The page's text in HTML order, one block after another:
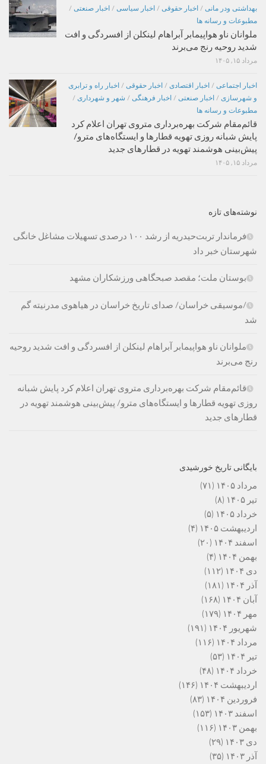
بهداشتی ودر مانی / اخبار حقوقی / اخبار سیاسی / اخبار صنعتی /
مطبوعات و رسانه ها
ملوانان ناو هواپیمابر آبراهام لینکلن از افسردگی و افت
شدید روحیه رنج می‌برند
مرداد ۱۵, ۱۴۰۵
اخبار اجتماعی / اخبار اقتصادی / اخبار حقوقی / اخبار راه و ترابری
و شهرسازی / اخبار صنعتی / اخبار فرهنگی / شهر و شهرداری /
مطبوعات و رسانه ها
قائم‌مقام شرکت بهره‌برداری متروی تهران اعلام کرد
پایش شبانه روزی تهویه قطارها و ایستگاه‌های مترو/
پیش‌بینی هوشمند تهویه در قطارهای جدید
مرداد ۱۵, ۱۴۰۵
نوشته‌های تازه
فرماندار تربت‌حیدریه از رشد ۱۰۰ درصدی تسهیلات مشاغل خانگی
شهرستان خبر داد
بوستان ملت؛ مقصد صبحگاهی ورزشکاران مشهد
/موسیقی خراسان/ صدای تاریخ خراسان در هیاهوی مدرنیته گم
شد
ملوانان ناو هواپیمابر آبراهام لینکلن از افسردگی و افت شدید روحیه
رنج می‌برند
قائم‌مقام شرکت بهره‌برداری متروی تهران اعلام کرد پایش شبانه
روزی تهویه قطارها و ایستگاه‌های مترو/ پیش‌بینی هوشمند تهویه در
قطارهای جدید
بایگانی تاریخ خورشیدی
مرداد ۱۴۰۵
(۷۱)
تیر ۱۴۰۵
(۸)
خرداد ۱۴۰۵
(۵)
اردیبهشت ۱۴۰۵
(۴)
اسفند ۱۴۰۴
(۲۰)
بهمن ۱۴۰۴
(۴)
دی ۱۴۰۴
(۱۱۲)
آذر ۱۴۰۴
(۱۸۱)
آبان ۱۴۰۴
(۱۶۸)
مهر ۱۴۰۴
(۱۷۹)
شهریور ۱۴۰۴
(۱۹۱)
مرداد ۱۴۰۴
(۱۱۶)
تیر ۱۴۰۴
(۵۳)
خرداد ۱۴۰۴
(۴۸)
اردیبهشت ۱۴۰۴
(۱۴۶)
فروردین ۱۴۰۴
(۸۳)
اسفند ۱۴۰۳
(۱۵۳)
بهمن ۱۴۰۳
(۱۱۶)
دی ۱۴۰۳
(۲۹)
آذر ۱۴۰۳
(۳۵)